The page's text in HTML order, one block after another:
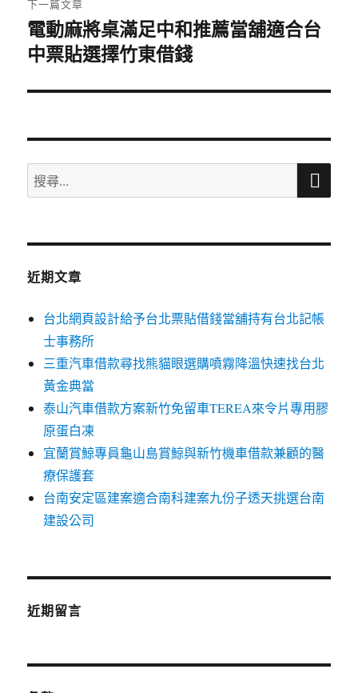
下一篇文章
下
一
文
電動麻將桌滿足中和推薦當舖適合台
中票貼選擇竹東借錢
搜
尋
鍵
搜
近期文章
台北網頁設計給予台北票貼借錢當舖持有台北記帳
士事務所
三重汽車借款尋找熊貓眼選購噴霧降溫快速找台北
黃金典當
泰山汽車借款方案新竹免留車TEREA來令片專用膠
原蛋白凍
宜蘭賞鯨專員龜山島賞鯨與新竹機車借款兼顧的醫
療保護套
台南安定區建案適合南科建案九份子透天挑選台南
建設公司
近期留言